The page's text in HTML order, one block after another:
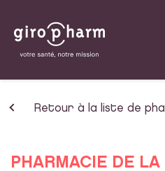
Retour à la liste de
PHARMACIE DE